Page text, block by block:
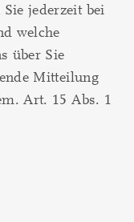
jederzeit bei
welche
über Sie
Mitteilung
Art. 15 Abs. 1